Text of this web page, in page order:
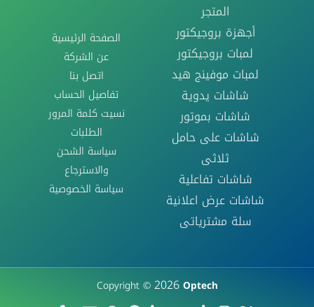
الصفحة الرئيسية
عن الشركة
اتصل بنا
تفاصيل الحساب
نسيت كلمة المرور
الطلبات
سياسة الشحن
والاسترجاع
سياسة الخصوصية
المتجر
أجهزة بروجيكتور
لمبات بروجيكتور
لمبات موفينج هيد
شاشات يدوية
شاشات بموتور
شاشات على حامل
ثلاثى
شاشات تفاعلية
شاشات عرض اعلانية
سلة مشترياتى
Copyright ©2026Optech